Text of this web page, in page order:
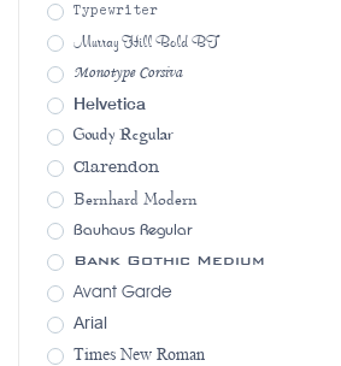
Typewriter
Murray Hill Bold BT
Monotype Corsiva
Helvetica
Goudy Regular
Clarendon
Bernhard Modern
Bauhaus Regular
Bank Gothic Medium
Avant Garde
Arial
Times New Roman